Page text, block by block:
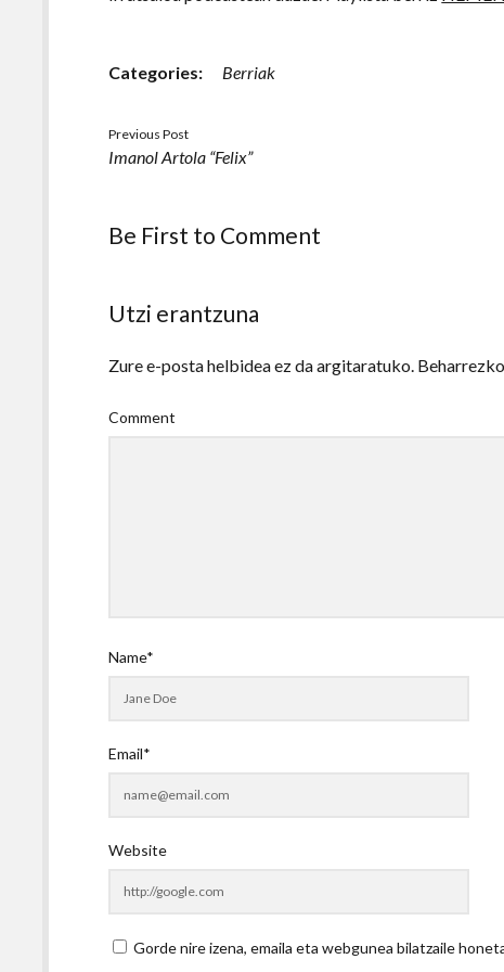
Categories: Berriak
Previous Post
Imanol Artola “Felix”
Be First to Comment
Utzi erantzuna
Zure e-posta helbidea ez da argitaratuko.
Comment
Name*
Email*
Website
Gorde nire izena, emaila eta webgunea bilatzaile